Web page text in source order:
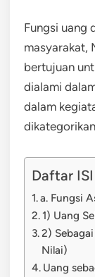
Fungsi uang
masyarakat,
bertujuan
dialami
dalam
Daftar ISI
a. Fungsi
1) Uang
2)
Nilai)
Uang